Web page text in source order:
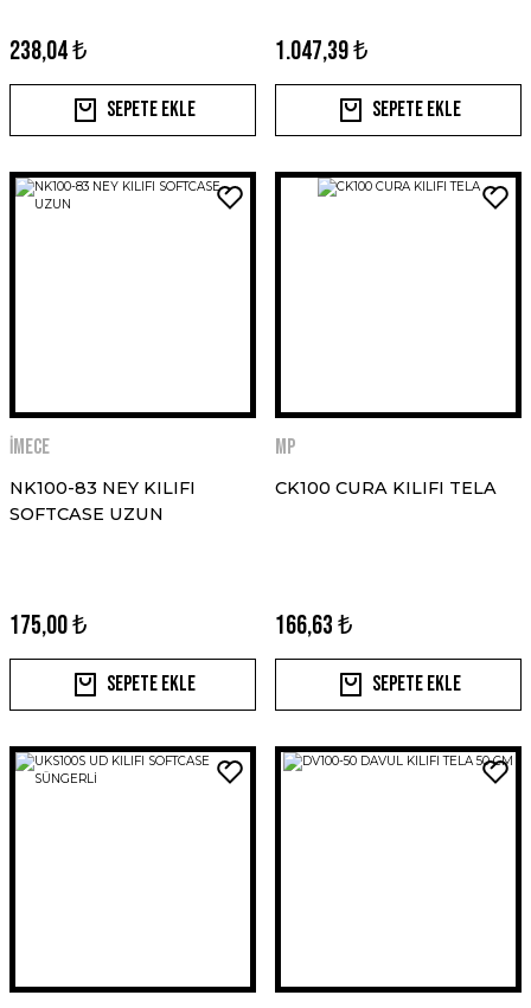
238,04 ₺
Sepete Ekle
1.047,39 ₺
Sepete Ekle
İMECE
NK100-83 NEY KILIFI
SOFTCASE UZUN
175,00 ₺
Sepete Ekle
MP
CK100 CURA KILIFI TELA
166,63 ₺
Sepete Ekle